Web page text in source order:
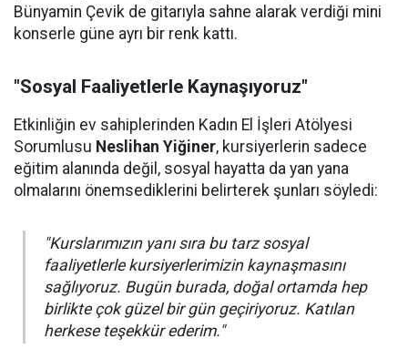
Bünyamin Çevik de gitarıyla sahne alarak verdiği mini
konserle güne ayrı bir renk kattı.
"Sosyal Faaliyetlerle Kaynaşıyoruz"
Etkinliğin ev sahiplerinden Kadın El İşleri Atölyesi
Sorumlusu Neslihan Yiğiner, kursiyerlerin sadece
eğitim alanında değil, sosyal hayatta da yan yana
olmalarını önemsediklerini belirterek şunları söyledi:
"Kurslarımızın yanı sıra bu tarz sosyal
faaliyetlerle kursiyerlerimizin kaynaşmasını
sağlıyoruz. Bugün burada, doğal ortamda hep
birlikte çok güzel bir gün geçiriyoruz. Katılan
herkese teşekkür ederim."